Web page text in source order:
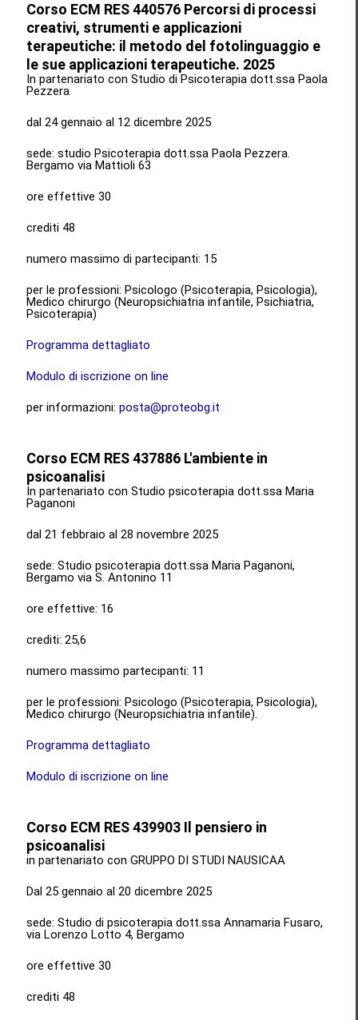
Corso ECM RES 440576 Percorsi di processi
creativi, strumenti e applicazioni
terapeutiche: il metodo del fotolinguaggio e
le sue applicazioni terapeutiche. 2025
In partenariato con Studio di Psicoterapia dott.ssa Paola
Pezzera
dal 24 gennaio al 12 dicembre 2025
sede: studio Psicoterapia dott.ssa Paola Pezzera.
Bergamo via Mattioli 63
ore effettive 30
crediti 48
numero massimo di partecipanti: 15
per le professioni: Psicologo (Psicoterapia, Psicologia),
Medico chirurgo (Neuropsichiatria infantile, Psichiatria,
Psicoterapia)
Programma dettagliato
Modulo di iscrizione on line
per informazioni:posta@proteobg.it
Corso ECM RES 437886 L'ambiente in
psicoanalisi
In partenariato con Studio psicoterapia dott.ssa Maria
Paganoni
dal 21 febbraio al 28 novembre 2025
sede: Studio psicoterapia dott.ssa Maria Paganoni,
Bergamo via S. Antonino 11
ore effettive: 16
crediti: 25,6
numero massimo partecipanti: 11
per le professioni: Psicologo (Psicoterapia, Psicologia),
Medico chirurgo (Neuropsichiatria infantile).
Programma dettagliato
Modulo di iscrizione on line
Corso ECM RES 439903 Il pensiero in
psicoanalisi
in partenariato con GRUPPO DI STUDI NAUSICAA
Dal 25 gennaio al 20 dicembre 2025
sede: Studio di psicoterapia dott.ssa Annamaria Fusaro,
via Lorenzo Lotto 4, Bergamo
ore effettive 30
crediti 48